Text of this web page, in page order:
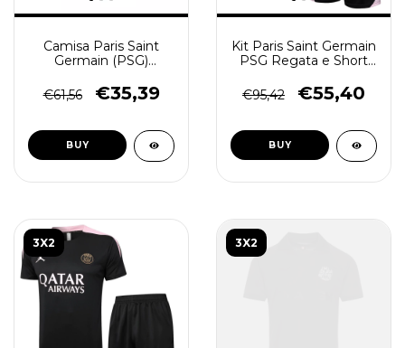
Camisa Paris Saint
Germain (PSG)
Masculina - Azul
€61,56 €35,39
BUY
Kit Paris Saint Germain
PSG Regata e Short
€95,42
€55,40
BUY
3X2 3X2